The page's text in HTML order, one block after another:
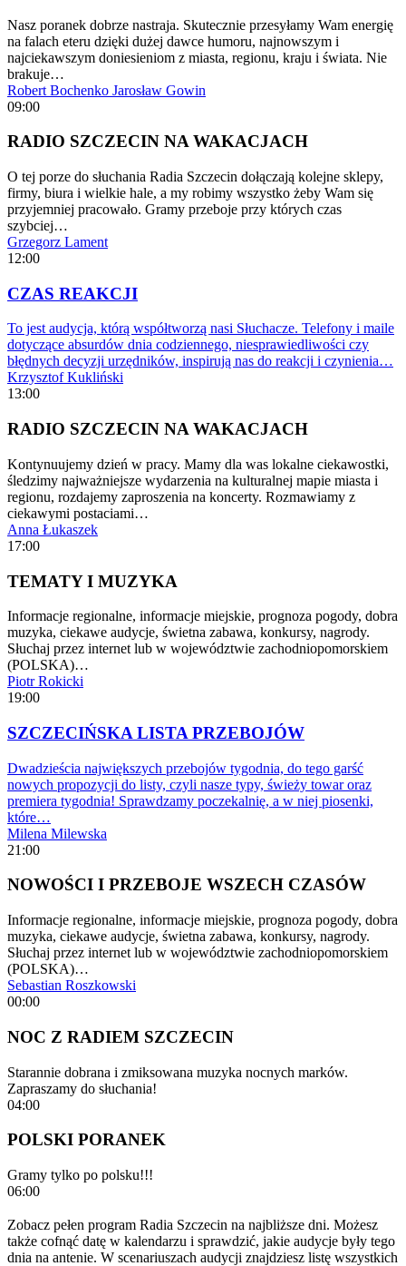
Nasz poranek dobrze nastraja. Skutecznie przesyłamy Wam energię
na falach eteru dzięki dużej dawce humoru, najnowszym i
najciekawszym doniesieniom z miasta, regionu, kraju i świata. Nie
brakuje…
Robert Bochenko Jarosław Gowin
09:00
RADIO SZCZECIN NA WAKACJACH
O tej porze do słuchania Radia Szczecin dołączają kolejne sklepy,
firmy, biura i wielkie hale, a my robimy wszystko żeby Wam się
przyjemniej pracowało. Gramy przeboje przy których czas
szybciej…
Grzegorz Lament
12:00
CZAS REAKCJI
To jest audycja, którą współtworzą nasi Słuchacze. Telefony i maile
dotyczące absurdów dnia codziennego, niesprawiedliwości czy
błędnych decyzji urzędników, inspirują nas do reakcji i czynienia…
Krzysztof Kukliński
13:00
RADIO SZCZECIN NA WAKACJACH
Kontynuujemy dzień w pracy. Mamy dla was lokalne ciekawostki,
śledzimy najważniejsze wydarzenia na kulturalnej mapie miasta i
regionu, rozdajemy zaproszenia na koncerty. Rozmawiamy z
ciekawymi postaciami…
Anna Łukaszek
17:00
TEMATY I MUZYKA
Informacje regionalne, informacje miejskie, prognoza pogody, dobra
muzyka, ciekawe audycje, świetna zabawa, konkursy, nagrody.
Słuchaj przez internet lub w województwie zachodniopomorskiem
(POLSKA)…
Piotr Rokicki
19:00
SZCZECIŃSKA LISTA PRZEBOJÓW
Dwadzieścia największych przebojów tygodnia, do tego garść
nowych propozycji do listy, czyli nasze typy, świeży towar oraz
premiera tygodnia! Sprawdzamy poczekalnię, a w niej piosenki,
które…
Milena Milewska
21:00
NOWOŚCI I PRZEBOJE WSZECH CZASÓW
Informacje regionalne, informacje miejskie, prognoza pogody, dobra
muzyka, ciekawe audycje, świetna zabawa, konkursy, nagrody.
Słuchaj przez internet lub w województwie zachodniopomorskiem
(POLSKA)…
Sebastian Roszkowski
00:00
NOC Z RADIEM SZCZECIN
Starannie dobrana i zmiksowana muzyka nocnych marków.
Zapraszamy do słuchania!
04:00
POLSKI PORANEK
Gramy tylko po polsku!!!
06:00
Zobacz pełen program Radia Szczecin na najbliższe dni. Możesz
także cofnąć datę w kalendarzu i sprawdzić, jakie audycje były tego
dnia na antenie. W scenariuszach audycji znajdziesz listę wszystkich